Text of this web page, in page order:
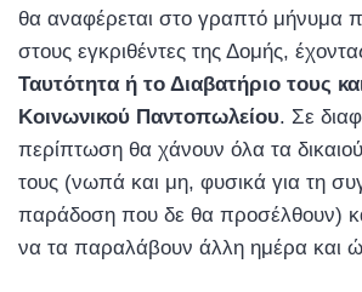
θα αναφέρεται στο γραπτό μήνυμα
στους εγκριθέντες της Δομής,
Ταυτότητα ή το Διαβατήριο τους
Κοινωνικού Παντοπωλείου. Σε
περίπτωση θα χάνουν όλα τα
τους (νωπά και μη, φυσικά για τη
παράδοση που δε θα προσέλθουν)
να τα παραλάβουν άλλη ημέρα και